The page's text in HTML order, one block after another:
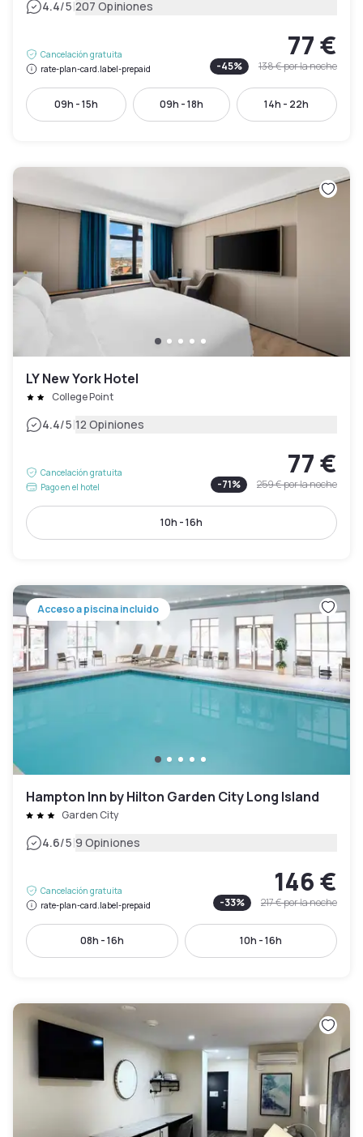
4.4/5|207 Opiniones
Cancelación gratuita
rate-plan-card.label-prepaid
77 €
-45% 138 €por la noche
09h - 15h 09h - 18h 14h - 22h
LY New York Hotel
College Point
4.4/5|12 Opiniones
Cancelación gratuita
Pago en el hotel
77 €
-71% 259 €por la noche
10h - 16h
Acceso a piscina incluido
Hampton Inn by Hilton Garden City Long Island
Garden City
4.6/5|9 Opiniones
Cancelación gratuita
rate-plan-card.label-prepaid
146 €
-33% 217 €por la noche
08h - 16h 10h - 16h